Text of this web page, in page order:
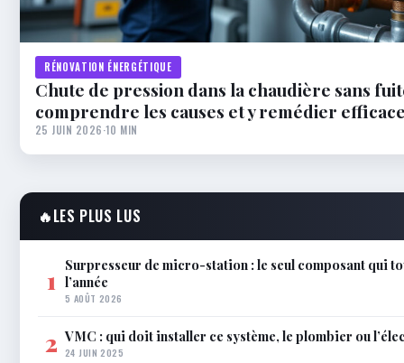
RÉNOVATION ÉNERGÉTIQUE
Chute de pression dans la chaudière sans
comprendre les causes et y remédier
25 JUIN 2026·10 MIN
🔥LES PLUS LUS
1
Surpresseur de micro-station : le seul composant qui
l’année
5 AOÛT 2026
2 VMC : qui doit installer ce système, le plombier ou
24 JUIN 2025